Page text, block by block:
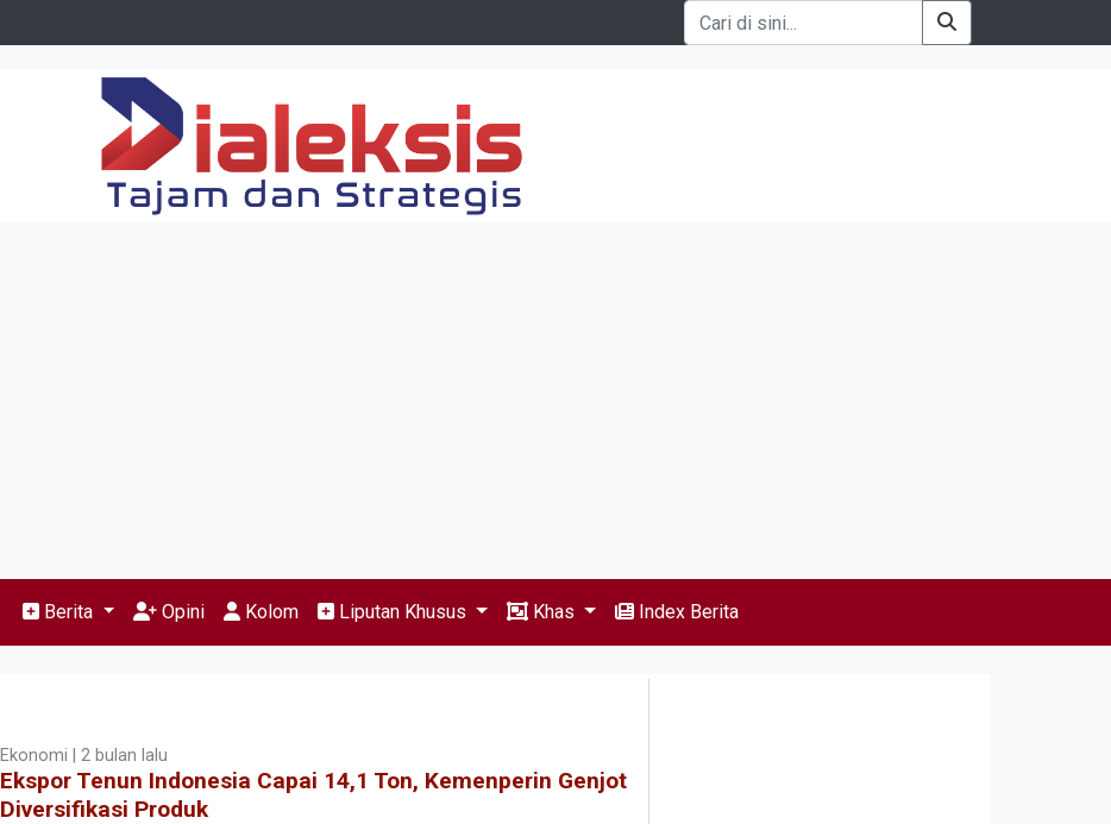
Berita Opini Kolom Liputan Khusus Khas Index Berita
Ekonomi | 2 bulan lalu
Ekspor Tenun Indonesia Capai 14,1 Ton, Kemenperin Genjot
Diversifikasi Produk